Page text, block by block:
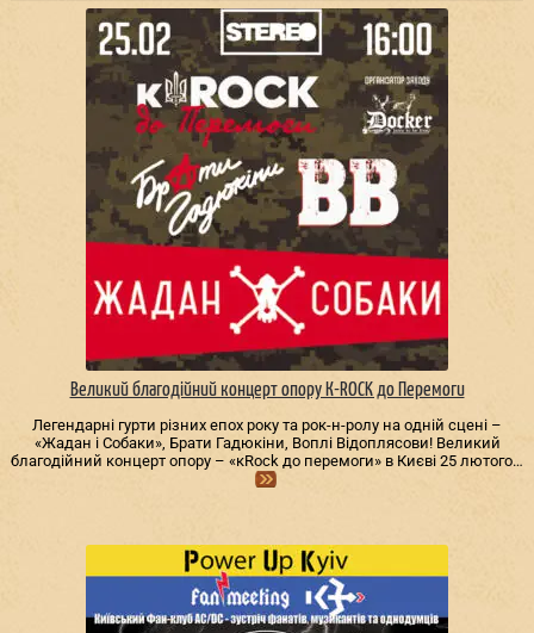
Великий благодійний концерт опору К-ROCK до Перемоги
Легендарні гурти різних епох року та рок-н-ролу на одній сцені –
«Жадан і Собаки», Брати Гадюкіни, Воплі Відоплясови! Великий
благодійний концерт опору – «кRock до перемоги» в Києві 25 лютого…